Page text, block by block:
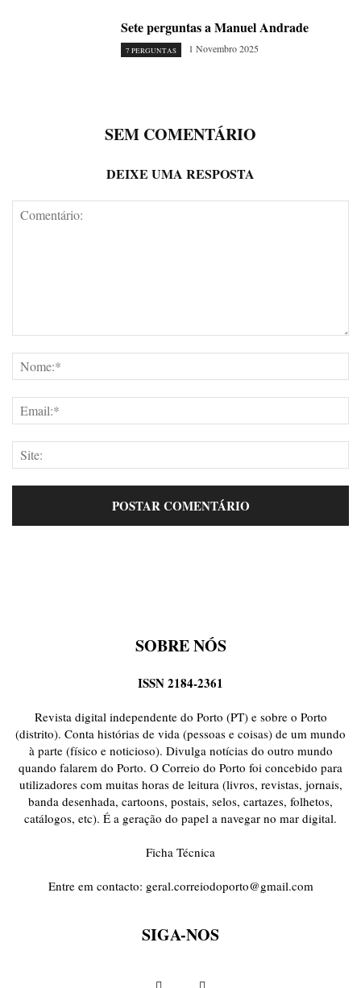
Sete perguntas a Manuel Andrade
7 PERGUNTAS 1 Novembro 2025
SEM COMENTÁRIO
DEIXE UMA RESPOSTA
SOBRE NÓS
ISSN 2184-2361
Revista digital independente do Porto (PT) e sobre o Porto
(distrito). Conta histórias de vida (pessoas e coisas) de um mundo
à parte (físico e noticioso). Divulga notícias do outro mundo
quando falarem do Porto. O Correio do Porto foi concebido para
utilizadores com muitas horas de leitura (livros, revistas, jornais,
banda desenhada, cartoons, postais, selos, cartazes, folhetos,
catálogos, etc). É a geração do papel a navegar no mar digital.
Ficha Técnica
Entre em contacto: geral.correiodoporto@gmail.com
SIGA-NOS